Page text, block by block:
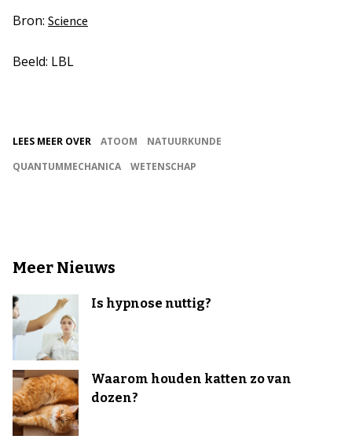
Bron: Science
Beeld: LBL
LEES MEER OVER ATOOM
NATUURKUNDE
QUANTUMMECHANICA
WETENSCHAP
Meer Nieuws
Is hypnose nuttig?
Waarom houden katten zo van
dozen?